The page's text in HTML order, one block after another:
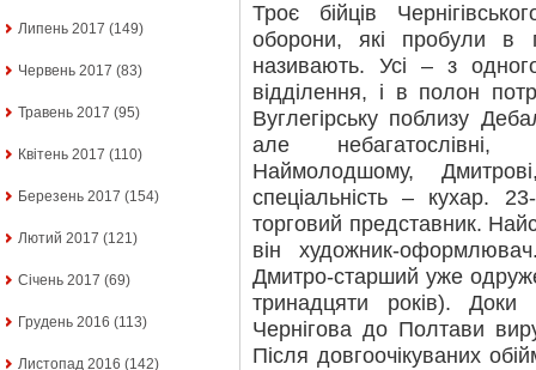
Липень 2017 (149)
Червень 2017 (83)
Травень 2017 (95)
Квітень 2017 (110)
Березень 2017 (154)
Лютий 2017 (121)
Січень 2017 (69)
Грудень 2016 (113)
Листопад 2016 (142)
Троє бійців
оборони, які пробули в
називають. Усі – з
відділення, і в полон
Вуглегірську поблизу
але
Наймолодшому,
спеціальність – кухар.
торговий представник.
він художник-
Дмитро-старший уже
тринадцяти років).
Чернігова до Полтави
Після довгоочікуваних